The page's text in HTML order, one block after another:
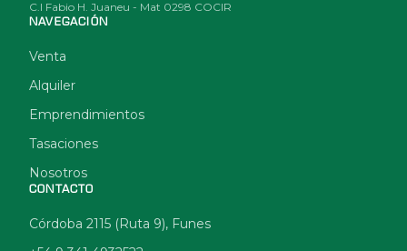
C.I Fabio H. Juaneu - Mat 0298 COCIR
NAVEGACIÓN
Venta
Alquiler
Emprendimientos
Tasaciones
Nosotros
CONTACTO
Córdoba 2115 (Ruta 9), Funes